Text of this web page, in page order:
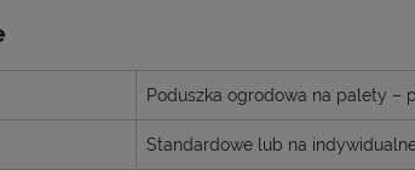
Poduszka ogrodowa na palety –
Standardowe lub na